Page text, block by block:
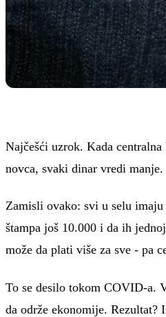
Najčešći uzrok. Kada centralna
novca, svaki dinar vredi manje.
Zamisli ovako: svi u selu
štampa još 10.000 i da ih
može da plati više za sve - pa
To se desilo tokom COVID-a.
da održe ekonomije.